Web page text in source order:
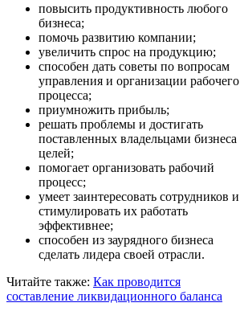
повысить продуктивность любого
бизнеса;
помочь развитию компании;
увеличить спрос на продукцию;
способен дать советы по вопросам
управления и организации рабочего
процесса;
приумножить прибыль;
решать проблемы и достигать
поставленных владельцами бизнеса
целей;
помогает организовать рабочий
процесс;
умеет заинтересовать сотрудников и
стимулировать их работать
эффективнее;
способен из заурядного бизнеса
сделать лидера своей отрасли.
Читайте также: Как проводится
составление ликвидационного баланса